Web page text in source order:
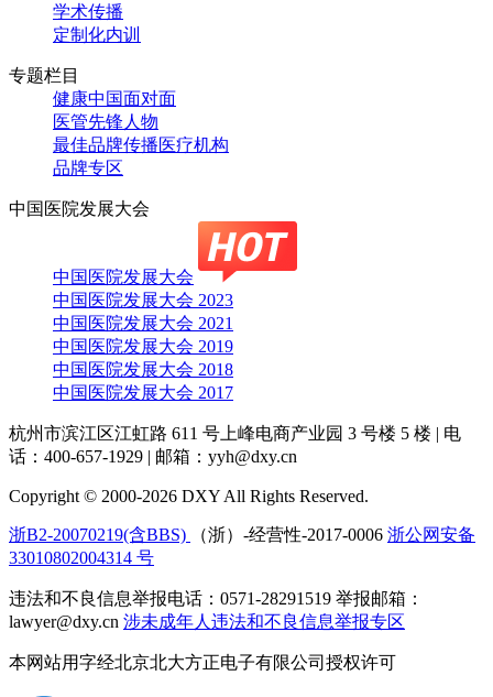
学术传播
定制化内训
专题栏目
健康中国面对面
医管先锋人物
最佳品牌传播医疗机构
品牌专区
中国医院发展大会
中国医院发展大会
中国医院发展大会 2023
中国医院发展大会 2021
中国医院发展大会 2019
中国医院发展大会 2018
中国医院发展大会 2017
杭州市滨江区江虹路 611 号上峰电商产业园 3 号楼 5 楼 | 电
话：400-657-1929 | 邮箱：yyh@dxy.cn
Copyright © 2000-2026 DXY All Rights Reserved.
浙B2-20070219(含BBS) （浙）-经营性-2017-0006 浙公网安备
33010802004314 号
违法和不良信息举报电话：0571-28291519 举报邮箱：
lawyer@dxy.cn 涉未成年人违法和不良信息举报专区
本网站用字经北京北大方正电子有限公司授权许可